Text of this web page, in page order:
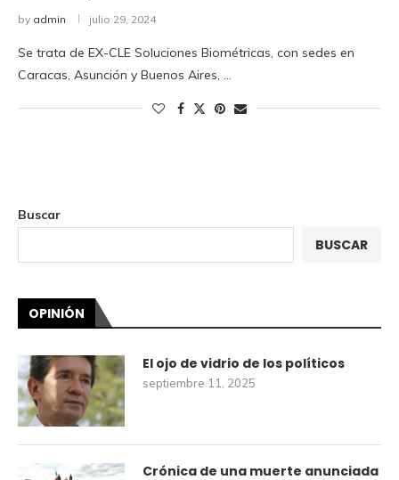
by admin julio 29, 2024
Se trata de EX-CLE Soluciones Biométricas, con sedes en
Caracas, Asunción y Buenos Aires, …
Buscar
BUSCAR
OPINIÓN
El ojo de vidrio de los políticos
septiembre 11, 2025
Crónica de una muerte anunciada